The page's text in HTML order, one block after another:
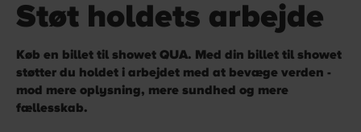
Støt holdets arbejde
Køb en billet til showet QUA. Med din billet til showet
støtter du holdet i arbejdet med at bevæge verden -
mod mere oplysning, mere sundhed og mere
fællesskab.